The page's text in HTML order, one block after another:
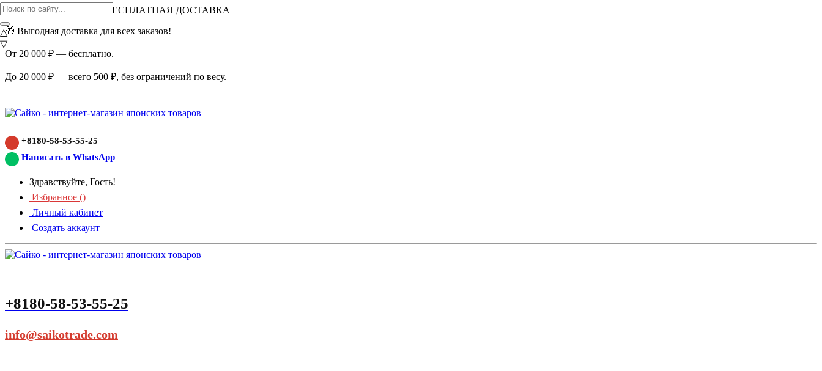
ВНИМАНИЕ АКЦИЯ!
БЕСПЛАТНАЯ ДОСТАВКА
🎁 Выгодная доставка для всех заказов!
От 20 000 ₽ — бесплатно.
До 20 000 ₽ — всего 500 ₽, без ограничений по весу.
+8180-58-53-55-25
Написать в WhatsApp
Здравствуйте, Гость!
Избранное ()
Личный кабинет
Создать аккаунт
+8180-58-53-55-25
info@saikotrade.com
△
▽